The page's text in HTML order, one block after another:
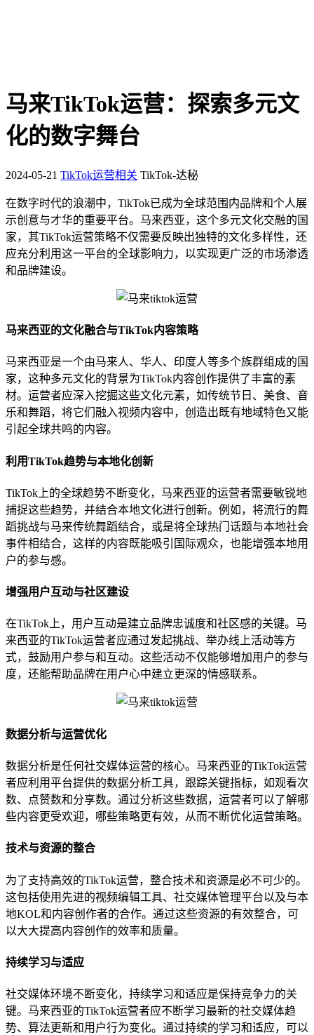
马来TikTok运营：探索多元文
化的数字舞台
2024-05-21 TikTok运营相关 TikTok-达秘
在数字时代的浪潮中，TikTok已成为全球范围内品牌和个人展
示创意与才华的重要平台。马来西亚，这个多元文化交融的国
家，其TikTok运营策略不仅需要反映出独特的文化多样性，还
应充分利用这一平台的全球影响力，以实现更广泛的市场渗透
和品牌建设。
马来西亚的文化融合与TikTok内容策略
马来西亚是一个由马来人、华人、印度人等多个族群组成的国
家，这种多元文化的背景为TikTok内容创作提供了丰富的素
材。运营者应深入挖掘这些文化元素，如传统节日、美食、音
乐和舞蹈，将它们融入视频内容中，创造出既有地域特色又能
引起全球共鸣的内容。
利用TikTok趋势与本地化创新
TikTok上的全球趋势不断变化，马来西亚的运营者需要敏锐地
捕捉这些趋势，并结合本地文化进行创新。例如，将流行的舞
蹈挑战与马来传统舞蹈结合，或是将全球热门话题与本地社会
事件相结合，这样的内容既能吸引国际观众，也能增强本地用
户的参与感。
增强用户互动与社区建设
在TikTok上，用户互动是建立品牌忠诚度和社区感的关键。马
来西亚的TikTok运营者应通过发起挑战、举办线上活动等方
式，鼓励用户参与和互动。这些活动不仅能够增加用户的参与
度，还能帮助品牌在用户心中建立更深的情感联系。
数据分析与运营优化
数据分析是任何社交媒体运营的核心。马来西亚的TikTok运营
者应利用平台提供的数据分析工具，跟踪关键指标，如观看次
数、点赞数和分享数。通过分析这些数据，运营者可以了解哪
些内容更受欢迎，哪些策略更有效，从而不断优化运营策略。
技术与资源的整合
为了支持高效的TikTok运营，整合技术和资源是必不可少的。
这包括使用先进的视频编辑工具、社交媒体管理平台以及与本
地KOL和内容创作者的合作。通过这些资源的有效整合，可
以大大提高内容创作的效率和质量。
持续学习与适应
社交媒体环境不断变化，持续学习和适应是保持竞争力的关
键。马来西亚的TikTok运营者应不断学习最新的社交媒体趋
势、算法更新和用户行为变化。通过持续的学习和适应，可以